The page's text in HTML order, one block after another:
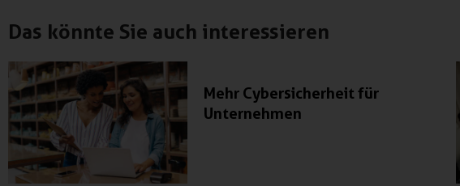
Das könnte Sie auch interessieren
Mehr Cybersicherheit für
Unternehmen